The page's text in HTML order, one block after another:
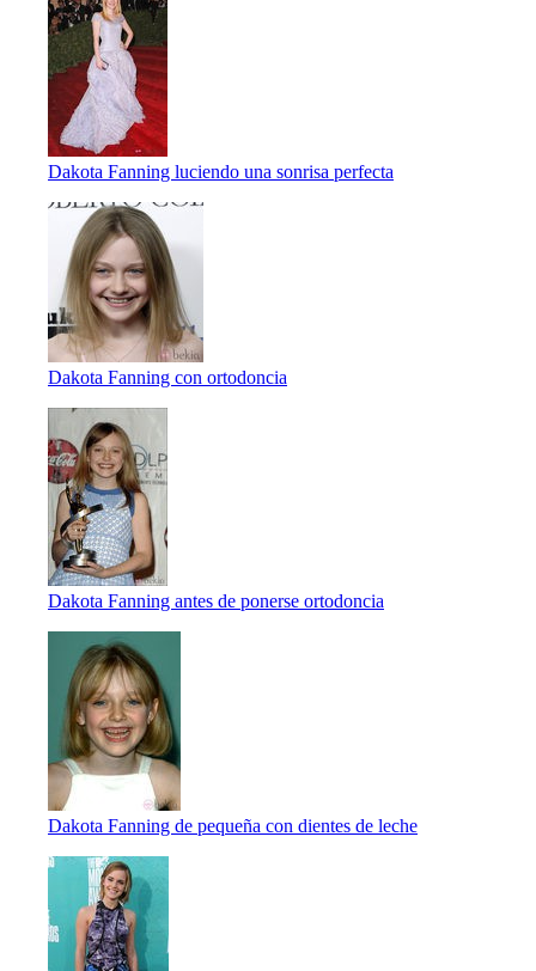
Dakota Fanning luciendo una sonrisa perfecta
Dakota Fanning con ortodoncia
Dakota Fanning antes de ponerse ortodoncia
Dakota Fanning de pequeña con dientes de leche